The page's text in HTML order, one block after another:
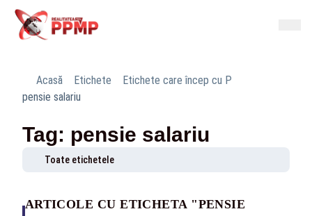
Acasă Etichete
Etichete care încep cu P
pensie salariu
Tag: pensie salariu
Toate etichetele
ARTICOLE CU ETICHETA "PENSIE